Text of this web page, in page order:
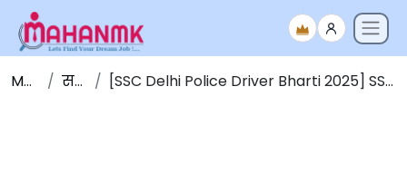
Maha NMK सर्व जाहिराती [SSC Delhi Police Driver Bharti 2025] SSC मार्फत दिल्ली पोलीस दलात ड्रायव्हर पदाच्या 737 जागांसाठी भरती 2025